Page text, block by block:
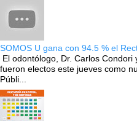
SOMOS U gana con 94.5 % el
El odontólogo, Dr. Carlos
fueron electos este jueves como
Públi...